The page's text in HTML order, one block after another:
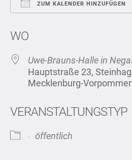
ZUM KALENDER HINZUFÜGEN
WO
Uwe-Brauns-Halle in
Hauptstraße 23,
Mecklenburg-
VERANSTALTUNGSTYP
öffentlich